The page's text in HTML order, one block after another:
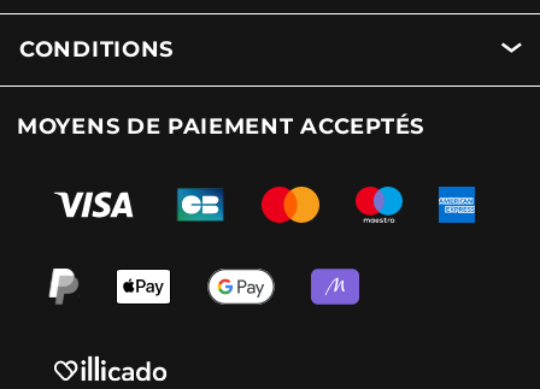
CONDITIONS
MOYENS DE PAIEMENT ACCEPTÉS